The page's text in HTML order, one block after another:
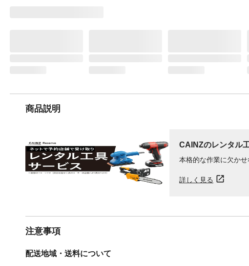
商品説明
CAINZのレンタル
本格的な作業に欠か
詳しく見る
注意事項
配送地域・送料について